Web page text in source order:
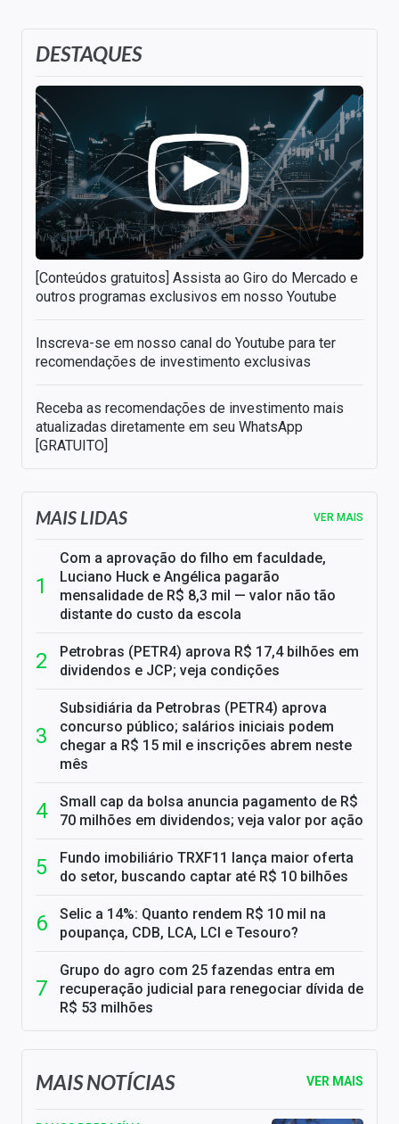
DESTAQUES
[Conteúdos gratuitos] Assista ao Giro do Mercado e
outros programas exclusivos em nosso Youtube
Inscreva-se em nosso canal do Youtube para ter
recomendações de investimento exclusivas
Receba as recomendações de investimento mais
atualizadas diretamente em seu WhatsApp
[GRATUITO]
MAIS LIDAS VER MAIS
Com a aprovação do filho em faculdade,
Luciano Huck e Angélica pagarão
mensalidade de R$ 8,3 mil — valor não tão
distante do custo da escola
Petrobras (PETR4) aprova R$ 17,4 bilhões em
dividendos e JCP; veja condições
Subsidiária da Petrobras (PETR4) aprova
concurso público; salários iniciais podem
chegar a R$ 15 mil e inscrições abrem neste
mês
Small cap da bolsa anuncia pagamento de R$
70 milhões em dividendos; veja valor por ação
Fundo imobiliário TRXF11 lança maior oferta
do setor, buscando captar até R$ 10 bilhões
Selic a 14%: Quanto rendem R$ 10 mil na
poupança, CDB, LCA, LCI e Tesouro?
Grupo do agro com 25 fazendas entra em
recuperação judicial para renegociar dívida de
R$ 53 milhões
MAIS NOTÍCIAS VER MAIS